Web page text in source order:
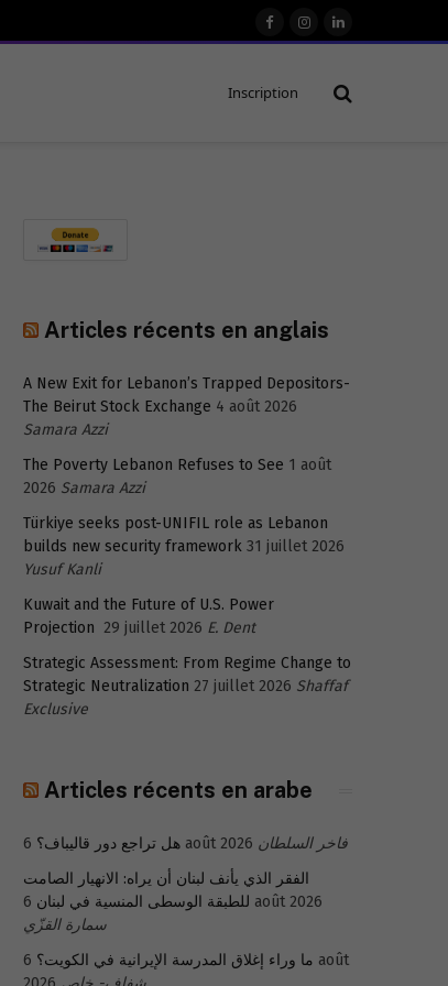
FacebookInstagram
LinkedIn
Inscription
Articles récents en anglais
A New Exit for Lebanon’s Trapped Depositors-
The Beirut Stock Exchange 4 août 2026
Samara Azzi
The Poverty Lebanon Refuses to See 1 août
2026 Samara Azzi
Türkiye seeks post-UNIFIL role as Lebanon
builds new security framework 31 juillet 2026
Yusuf Kanli
Kuwait and the Future of U.S. Power
Projection 29 juillet 2026 E. Dent
Strategic Assessment: From Regime Change to
Strategic Neutralization 27 juillet 2026 Shaffaf
Exclusive
Articles récents en arabe
هل تراجع دور قاليباف؟ 6 août 2026 فاخر السلطان
الفقر الذي يأنف لبنان أن يراه: الانهيار الصامت
للطبقة الوسطى المنسية في لبنان 6 août 2026
سمارة القزّي
ما وراء إغلاق المدرسة الإيرانية في الكويت؟ 6 août